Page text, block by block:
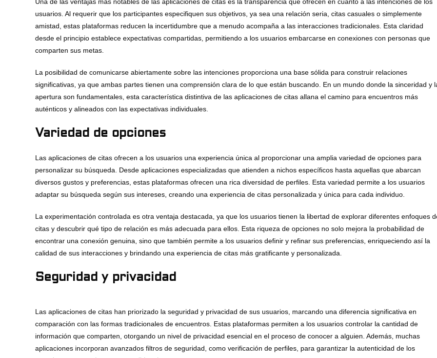
usuarios. Al requerir que los participantes especifiquen sus objetivos, ya sea una relación seria, citas casuales o simplemente
amistad, estas plataformas reducen la incertidumbre que a menudo acompaña a las interacciones tradicionales. Esta claridad
desde el principio establece expectativas compartidas, permitiendo a los usuarios embarcarse en conexiones con personas que
comparten sus metas.
La posibilidad de comunicarse abiertamente sobre las intenciones proporciona una base sólida para construir relaciones
significativas, ya que ambas partes tienen una comprensión clara de lo que están buscando. En un mundo donde la sinceridad y
apertura son fundamentales, esta característica distintiva de las aplicaciones de citas allana el camino para encuentros más
auténticos y alineados con las expectativas individuales.
Variedad de opciones
Las aplicaciones de citas ofrecen a los usuarios una experiencia única al proporcionar una amplia variedad de opciones para
personalizar su búsqueda. Desde aplicaciones especializadas que atienden a nichos específicos hasta aquellas que abarcan
diversos gustos y preferencias, estas plataformas ofrecen una rica diversidad de perfiles. Esta variedad permite a los usuarios
adaptar su búsqueda según sus intereses, creando una experiencia de citas personalizada y única para cada individuo.
La experimentación controlada es otra ventaja destacada, ya que los usuarios tienen la libertad de explorar diferentes enfoques
citas y descubrir qué tipo de relación es más adecuada para ellos. Esta riqueza de opciones no solo mejora la probabilidad de
encontrar una conexión genuina, sino que también permite a los usuarios definir y refinar sus preferencias, enriqueciendo así la
calidad de sus interacciones y brindando una experiencia de citas más gratificante y personalizada.
Seguridad y privacidad
Las aplicaciones de citas han priorizado la seguridad y privacidad de sus usuarios, marcando una diferencia significativa en
comparación con las formas tradicionales de encuentros. Estas plataformas permiten a los usuarios controlar la cantidad de
información que comparten, otorgando un nivel de privacidad esencial en el proceso de conocer a alguien. Además, muchas
aplicaciones incorporan avanzados filtros de seguridad, como verificación de perfiles, para garantizar la autenticidad de los